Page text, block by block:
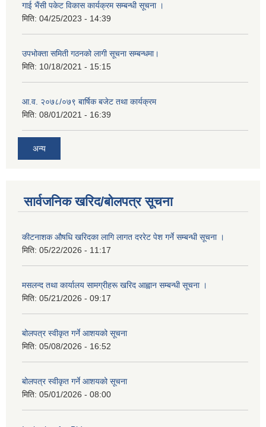
गाई भैंसी पकेट विकास कार्यक्रम सम्बन्धी सूचना ।
मिति: 04/25/2023 - 14:39
उपभोक्ता समिती गठनको लागी सूचना सम्बन्धमा।
मिति: 10/18/2021 - 15:15
आ.व. २०७८/०७९ बार्षिक बजेट तथा कार्यक्रम
मिति: 08/01/2021 - 16:39
अन्य
सार्वजनिक खरिद/बोलपत्र सूचना
कीटनाशक औषधि खरिदका लागि लागत दररेट पेश गर्ने सम्बन्धी सूचना ।
मिति: 05/22/2026 - 11:17
मसलन्द तथा कार्यालय सामग्रीहरू खरिद आह्वान सम्बन्धी सूचना ।
मिति: 05/21/2026 - 09:17
बोलपत्र स्वीकृत गर्ने आशयको सूचना
मिति: 05/08/2026 - 16:52
बोलपत्र स्वीकृत गर्ने आशयको सूचना
मिति: 05/01/2026 - 08:00